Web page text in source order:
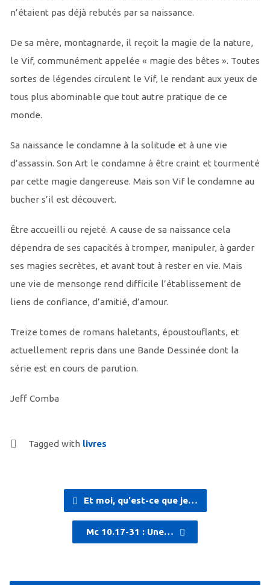
n’étaient pas déjà rebutés par sa naissance.
De sa mère, montagnarde, il reçoit la magie de la nature,
le Vif, communément appelée « magie des bêtes ». Toutes
sortes de légendes circulent le Vif, le rendant aux yeux de
tous plus abominable que tout autre pratique de ce
monde.
Sa naissance le condamne à la solitude et à une vie
d’assassin. Son Art le condamne à être craint et tourmenté
par cette magie dangereuse. Mais son Vif le condamne au
bucher s’il est découvert.
Être accueilli ou rejeté. A cause de sa naissance cela
dépendra de ses capacités à tromper, manipuler, à garder
ses magies secrètes, et avant tout à rester en vie. Mais
une vie de mensonge rend difficile l’établissement de
liens de confiance, d’amitié, d’amour.
Treize tomes de romans haletants, époustouflants, et
actuellement repris dans une Bande Dessinée dont la
série est en cours de parution.
Jeff Comba
Tagged with livres
Et moi, qu'est-ce que je…
Mc 10.17-31 : Une…